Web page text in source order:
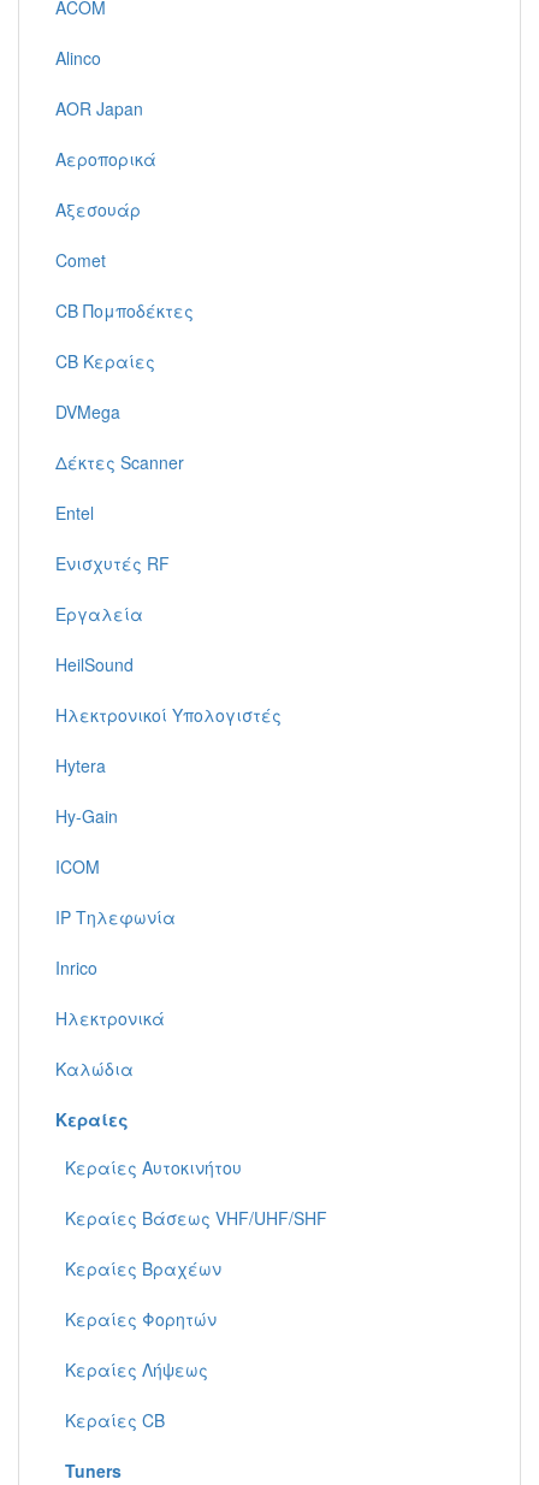
ACOM
Alinco
AOR Japan
Αεροπορικά
Αξεσουάρ
Comet
CB Πομποδέκτες
CB Κεραίες
DVMega
Δέκτες Scanner
Entel
Ενισχυτές RF
Εργαλεία
HeilSound
Ηλεκτρονικοί Υπολογιστές
Hytera
Hy-Gain
ICOM
IP Τηλεφωνία
Inrico
Ηλεκτρονικά
Καλώδια
Κεραίες
Κεραίες Αυτοκινήτου
Κεραίες Βάσεως VHF/UHF/SHF
Κεραίες Βραχέων
Κεραίες Φορητών
Κεραίες Λήψεως
Κεραίες CB
Tuners